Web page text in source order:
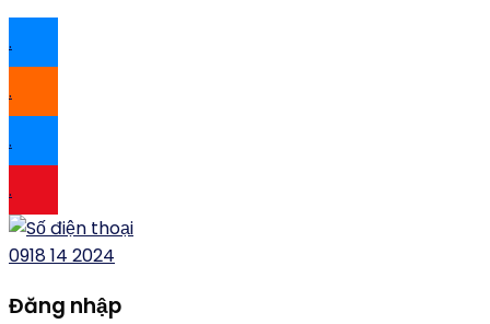
.
.
.
.
0918 14 2024
Đăng nhập